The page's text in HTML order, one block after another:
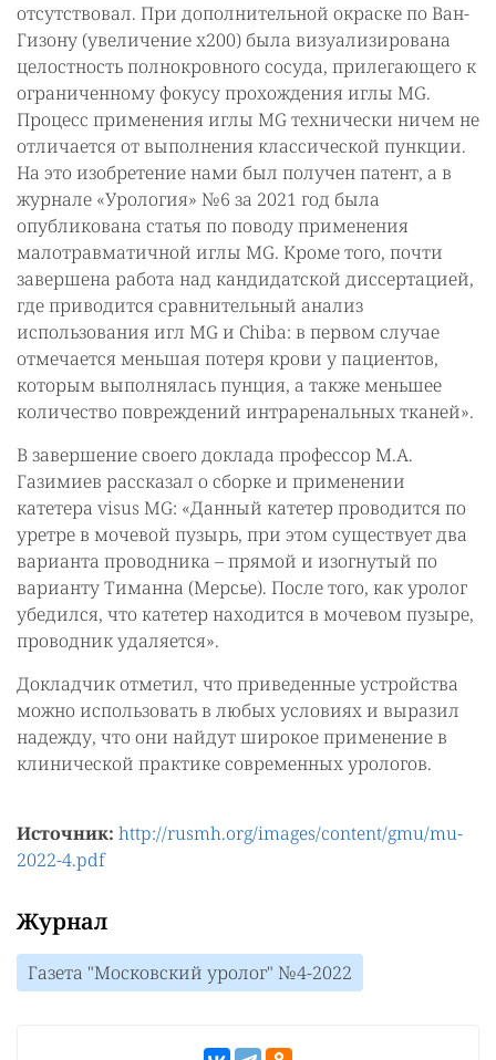
отсутствовал. При дополнительной окраске по Ван-
Гизону (увеличение х200) была визуализирована
целостность полнокровного сосуда, прилегающего к
ограниченному фокусу прохождения иглы МG.
Процесс применения иглы МG технически ничем не
отличается от выполнения классической пункции.
На это изобретение нами был получен патент, а в
журнале «Урология» №6 за 2021 год была
опубликована статья по поводу применения
малотравматичной иглы МG. Кроме того, почти
завершена работа над кандидатской диссертацией,
где приводится сравнительный анализ
использования игл МG и Chiba: в первом случае
отмечается меньшая потеря крови у пациентов,
которым выполнялась пунция, а также меньшее
количество повреждений интраренальных тканей».
В завершение своего доклада профессор М.А.
Газимиев рассказал о сборке и применении
катетера visus MG: «Данный катетер проводится по
уретре в мочевой пузырь, при этом существует два
варианта проводника – прямой и изогнутый по
варианту Тиманна (Мерсье). После того, как уролог
убедился, что катетер находится в мочевом пузыре,
проводник удаляется».
Докладчик отметил, что приведенные устройства
можно использовать в любых условиях и выразил
надежду, что они найдут широкое применение в
клинической практике современных урологов.
Источник: http://rusmh.org/images/content/gmu/mu-
2022-4.pdf
Журнал
Газета "Московский уролог" №4-2022